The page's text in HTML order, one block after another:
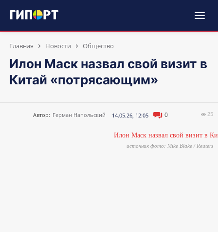
Главная Новости Общество
Илон Маск назвал свой визит в
Китай «потрясающим»
Автор: Герман Напольский 14.05.26, 12:05 0 25
источник фото: Mike Blake / Reuters